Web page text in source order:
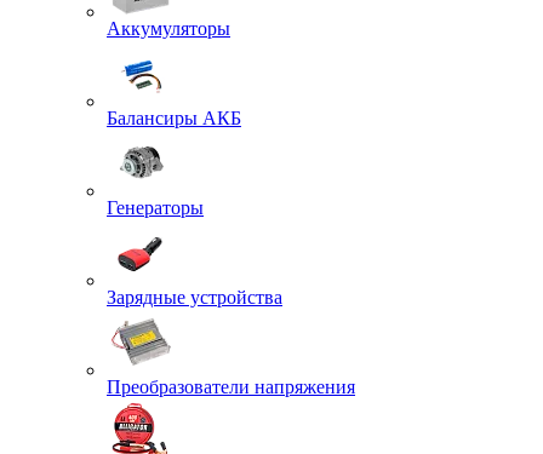
Аккумуляторы
Балансиры АКБ
Генераторы
Зарядные устройства
Преобразователи напряжения